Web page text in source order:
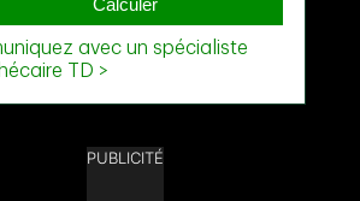
PUBLICITÉ